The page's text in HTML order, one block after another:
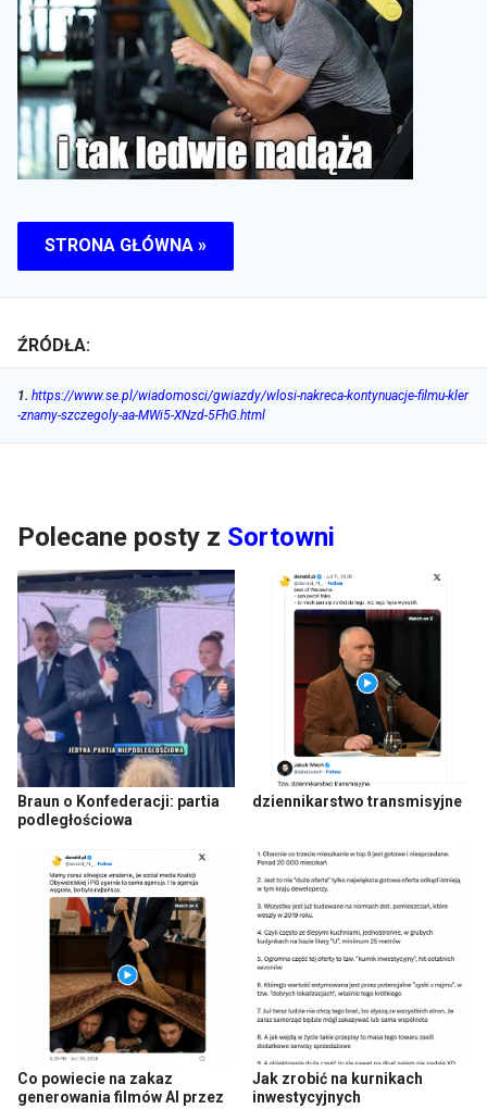
STRONA GŁÓWNA »
ŹRÓDŁA:
1. https://www.se.pl/wiadomosci/gwiazdy/wlosi-nakreca-kontynuacje-filmu-kler
-znamy-szczegoly-aa-MWi5-XNzd-5FhG.html
Polecane posty z Sortowni
Braun o Konfederacji: partia
podległościowa
dziennikarstwo transmisyjne
Co powiecie na zakaz
generowania filmów AI przez
Jak zrobić na kurnikach
inwestycyjnych